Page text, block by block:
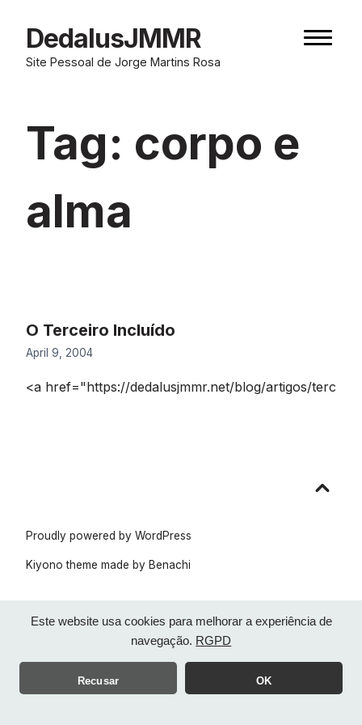
Este website usa cookies para melhorar a experiência de
navegação. RGPD
Recusar OK
contentDedalusJMMR
Site Pessoal de Jorge Martins Rosa
Tag: corpo e
alma
O Terceiro Incluído
April 9, 2004
<a href="https://dedalusjmmr.net/blog/artigos/terc
Proudly powered by WordPress
Kiyono theme made by Benachi